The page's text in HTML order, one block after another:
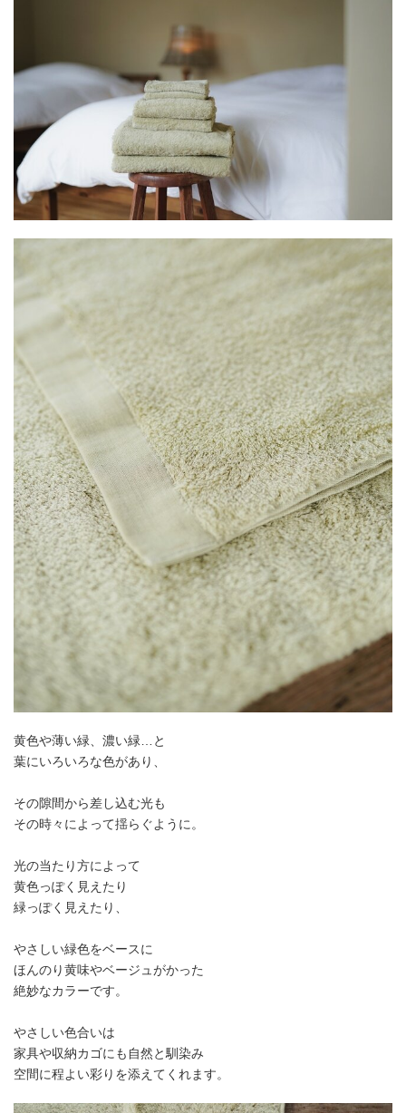
黄色や薄い緑、濃い緑…と
葉にいろいろな色があり、
その隙間から差し込む光も
その時々によって揺らぐように。
光の当たり方によって
黄色っぽく見えたり
緑っぽく見えたり、
やさしい緑色をベースに
ほんのり黄味やベージュがかった
絶妙なカラーです。
やさしい色合いは
家具や収納カゴにも自然と馴染み
空間に程よい彩りを添えてくれます。